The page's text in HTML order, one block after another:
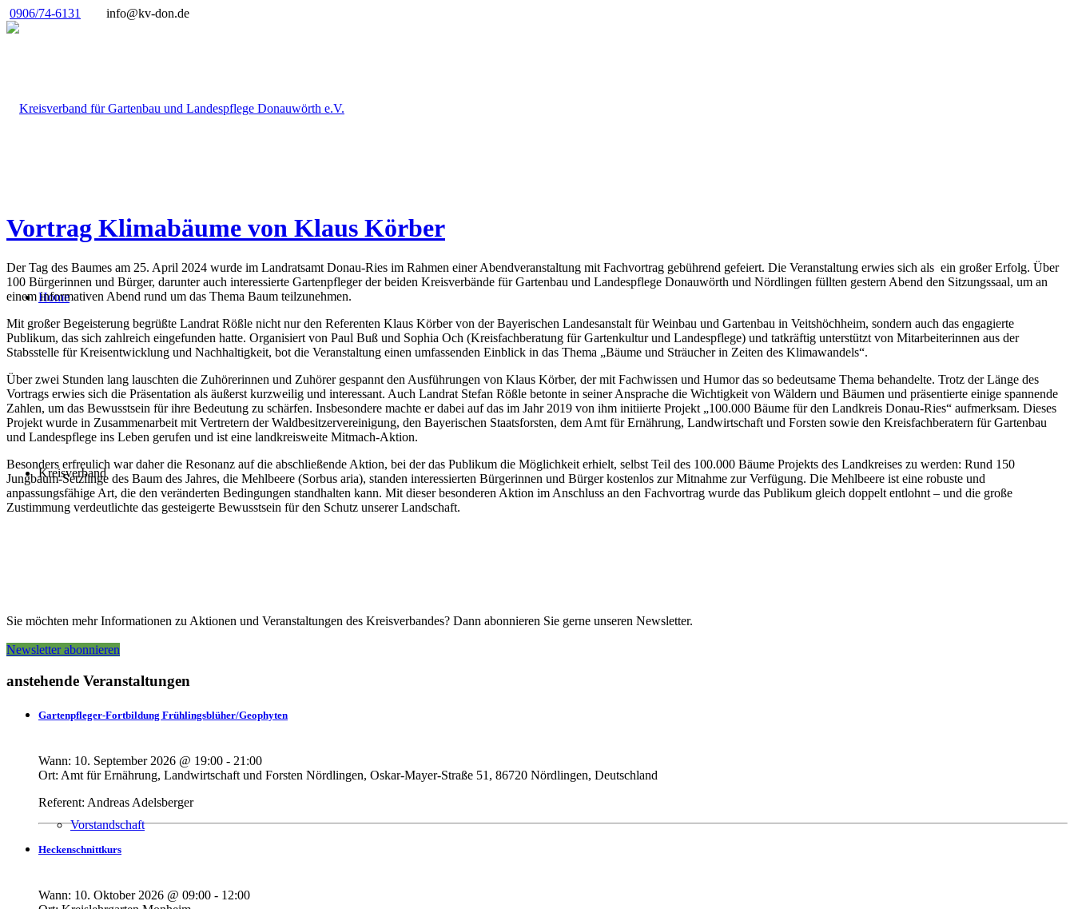
0906/74-6131 info@kv-don.de
Home
Kreisverband
Satzung
Vorstandschaft
Vortrag Klimabäume von Klaus Körber
Der Tag des Baumes am 25. April 2024 wurde im Landratsamt Donau-Ries im Rahmen einer Abendveranstaltung mit Fachvortrag gebührend gefeiert. Die Veranstaltung erwies sich als ein großer Erfolg. Über
100 Bürgerinnen und Bürger, darunter auch interessierte Gartenpfleger der beiden Kreisverbände für Gartenbau und Landespflege Donauwörth und Nördlingen füllten gestern Abend den Sitzungssaal, um an
einem informativen Abend rund um das Thema Baum teilzunehmen.
Mit großer Begeisterung begrüßte Landrat Rößle nicht nur den Referenten Klaus Körber von der Bayerischen Landesanstalt für Weinbau und Gartenbau in Veitshöchheim, sondern auch das engagierte
Publikum, das sich zahlreich eingefunden hatte. Organisiert von Paul Buß und Sophia Och (Kreisfachberatung für Gartenkultur und Landespflege) und tatkräftig unterstützt von Mitarbeiterinnen aus der
Stabsstelle für Kreisentwicklung und Nachhaltigkeit, bot die Veranstaltung einen umfassenden Einblick in das Thema „Bäume und Sträucher in Zeiten des Klimawandels“.
Über zwei Stunden lang lauschten die Zuhörerinnen und Zuhörer gespannt den Ausführungen von Klaus Körber, der mit Fachwissen und Humor das so bedeutsame Thema behandelte. Trotz der Länge des
Vortrags erwies sich die Präsentation als äußerst kurzweilig und interessant. Auch Landrat Stefan Rößle betonte in seiner Ansprache die Wichtigkeit von Wäldern und Bäumen und präsentierte einige spannende
Zahlen, um das Bewusstsein für ihre Bedeutung zu schärfen. Insbesondere machte er dabei auf das im Jahr 2019 von ihm initiierte Projekt „100.000 Bäume für den Landkreis Donau-Ries“ aufmerksam. Dieses
Projekt wurde in Zusammenarbeit mit Vertretern der Waldbesitzervereinigung, den Bayerischen Staatsforsten, dem Amt für Ernährung, Landwirtschaft und Forsten sowie den Kreisfachberatern für Gartenbau
und Landespflege ins Leben gerufen und ist eine landkreisweite Mitmach-Aktion.
Besonders erfreulich war daher die Resonanz auf die abschließende Aktion, bei der das Publikum die Möglichkeit erhielt, selbst Teil des 100.000 Bäume Projekts des Landkreises zu werden: Rund 150
Jungbaum-Setzlinge des Baum des Jahres, die Mehlbeere (Sorbus aria), standen interessierten Bürgerinnen und Bürger kostenlos zur Mitnahme zur Verfügung. Die Mehlbeere ist eine robuste und
anpassungsfähige Art, die den veränderten Bedingungen standhalten kann. Mit dieser besonderen Aktion im Anschluss an den Fachvortrag wurde das Publikum gleich doppelt entlohnt – und die große
Zustimmung verdeutlichte das gesteigerte Bewusstsein für den Schutz unserer Landschaft.
Sie möchten mehr Informationen zu Aktionen und Veranstaltungen des Kreisverbandes? Dann abonnieren Sie gerne unseren Newsletter.
Newsletter abonnieren
anstehende Veranstaltungen
Gartenpfleger-Fortbildung Frühlingsblüher/Geophyten
Wann: 10. September 2026 @ 19:00 - 21:00
Ort: Amt für Ernährung, Landwirtschaft und Forsten Nördlingen, Oskar-Mayer-Straße 51, 86720 Nördlingen, Deutschland
Referent: Andreas Adelsberger
Heckenschnittkurs
Wann: 10. Oktober 2026 @ 09:00 - 12:00